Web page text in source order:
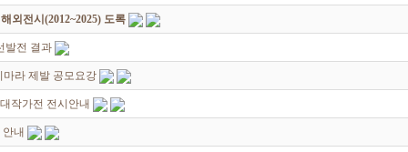
외전시(2012~2025) 도록
발전 결과
마라 제발 공모요강
작가전 전시안내
내